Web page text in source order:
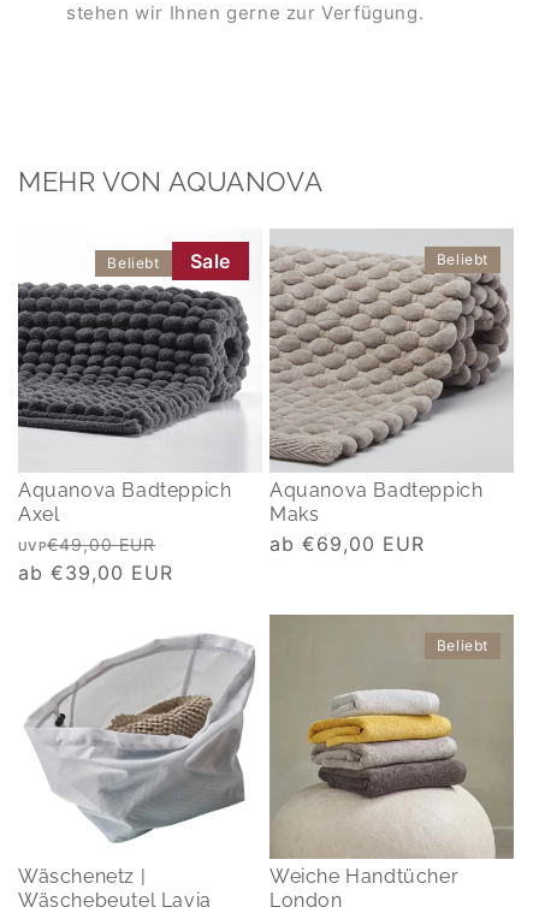
stehen wir Ihnen gerne zur Verfügung.
MEHR VON AQUANOVA
Aquanova Badteppich
Axel
Normaler
Preis
UVP€49,00 EUR
Verkaufspreis
ab €39,00 EUR
Beliebt Sale
Aquanova Badteppich
Maks
Normaler
ab €69,00 EUR
Beliebt
Wäschenetz |
Wäschebeutel Lavia
Weiche Handtücher
London
Beliebt